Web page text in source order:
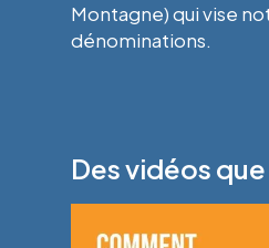
Montagne) qui vise
dénominations.
Des vidéos